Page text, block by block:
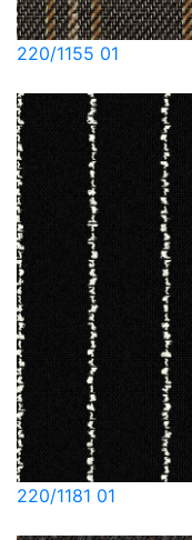
220/1155 01
220/1181 01